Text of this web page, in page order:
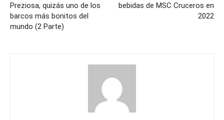
Preziosa, quizás uno de los
barcos más bonitos del
mundo (2 Parte)
bebidas de MSC Cruceros en
2022